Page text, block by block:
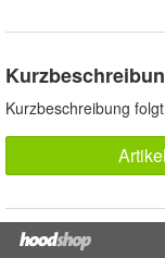
Kurzbeschreibung